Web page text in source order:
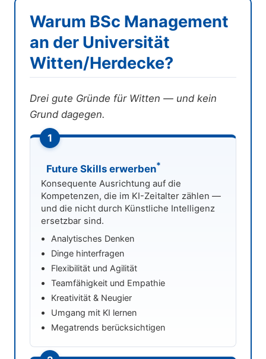
Warum BSc Management
an der Universität
Witten/Herdecke?
Drei gute Gründe für Witten — und kein
Grund dagegen.
1
Future Skills erwerben*
Konsequente Ausrichtung auf die
Kompetenzen, die im KI-Zeitalter zählen —
und die nicht durch Künstliche Intelligenz
ersetzbar sind.
Analytisches Denken
Dinge hinterfragen
Flexibilität und Agilität
Teamfähigkeit und Empathie
Kreativität & Neugier
Umgang mit KI lernen
Megatrends berücksichtigen